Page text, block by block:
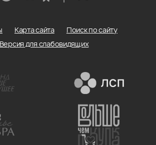
Карта сайта
Поиск по сайту
Версия для слабовидящих